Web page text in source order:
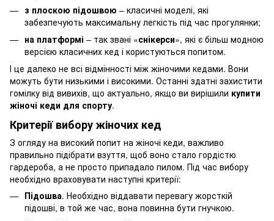
з плоскою підошвою – класичні моделі, які
забезпечують максимальну легкість під час прогулянки;
на платформі – так звані «снікерси», які є більш модною
версією класичних кед і користуються попитом.
І це далеко не всі відмінності між жіночими кедами. Вони
можуть бути низькими і високими. Останні здатні захистити
гомілку від вивихів, що актуально, якщо ви вирішили купити
жіночі кеди для спорту.
Критерії вибору жіночих кед
З огляду на високий попит на жіночі кеди, важливо
правильно підібрати взуття, щоб воно стало гордістю
гардероба, а не просто припадало пилом. Під час вибору
необхідно враховувати наступні критерії:
Підошва. Необхідно віддавати перевагу жорсткій
підошві, в той же час, вона повинна бути гнучкою.